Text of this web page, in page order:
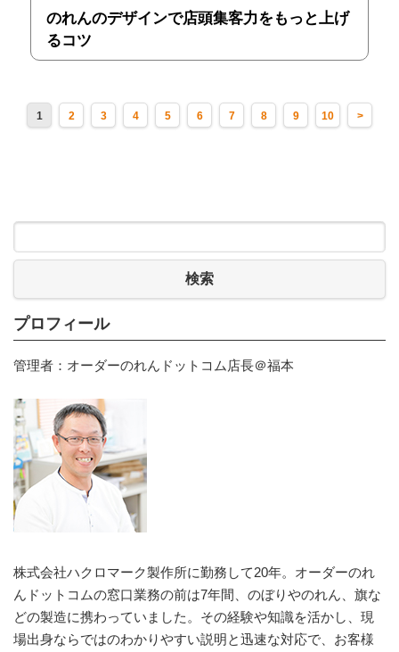
のれんのデザインで店頭集客力をもっと上げ
るコツ
1 2 3 4 5 6 7 8 9 10 >
検索
プロフィール
管理者：オーダーのれんドットコム店長＠福本
株式会社ハクロマーク製作所に勤務して20年。オーダーのれ
んドットコムの窓口業務の前は7年間、のぼりやのれん、旗な
どの製造に携わっていました。その経験や知識を活かし、現
場出身ならではのわかりやすい説明と迅速な対応で、お客様